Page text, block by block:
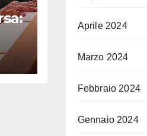
Aprile 2024
Marzo 2024
Febbraio 2024
Gennaio 2024